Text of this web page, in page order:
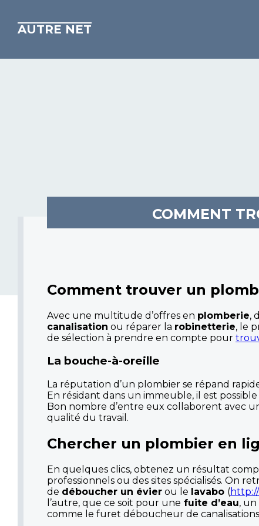
AUTRE NET
COMMENT
Comment trouver un
Avec une multitude d’offres en plomberie,
canalisation ou réparer la robinetterie, le
de sélection à prendre en compte pour
La bouche-à-oreille
La réputation d’un plombier se répand
En résidant dans un immeuble, il est
Bon nombre d’entre eux collaborent avec
qualité du travail.
Chercher un plombier en
En quelques clics, obtenez un résultat
professionnels ou des sites spécialisés. On
de déboucher un évier ou le lavabo (
l’autre, que ce soit pour une fuite d’eau, un
comme le furet déboucheur de